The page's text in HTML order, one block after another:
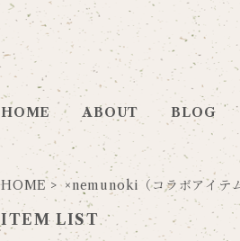
HOME ABOUT BLOG
HOME ×nemunoki（コラボアイテ
ITEM LIST